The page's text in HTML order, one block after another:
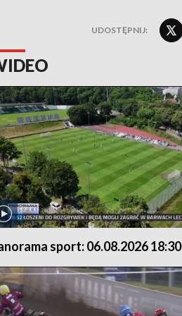
UDOSTĘPNIJ:
sport: 06.08.2026 18:30